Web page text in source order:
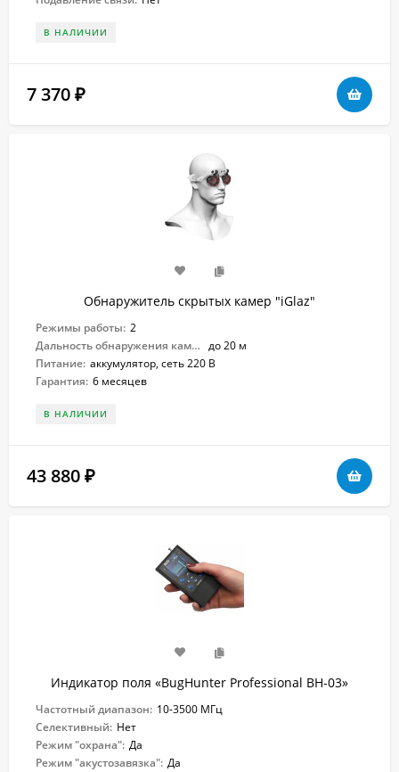
В НАЛИЧИИ
7 370 ₽
Обнаружитель скрытых камер "iGlaz"
Режимы работы: 2
Дальность обнаружения камер: до 20 м
Питание: аккумулятор, сеть 220 В
Гарантия: 6 месяцев
В НАЛИЧИИ
43 880 ₽
Индикатор поля «BugHunter Professional BH-03»
Частотный диапазон: 10-3500 МГц
Селективный: Нет
Режим "охрана": Да
Режим "акустозавязка": Да